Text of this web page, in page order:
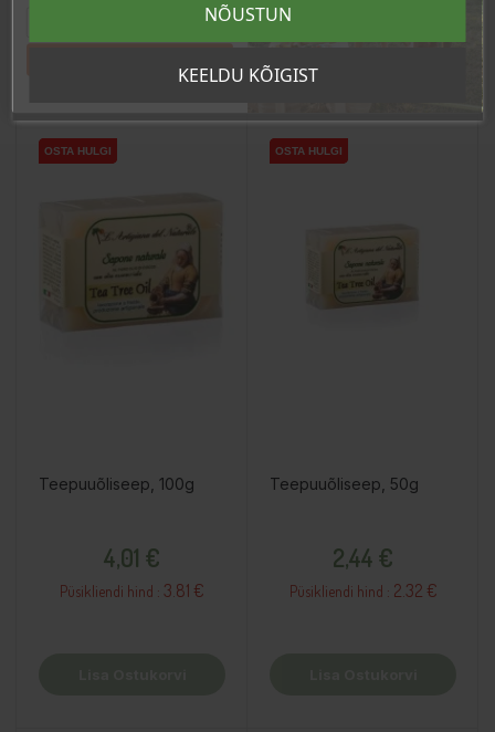
OSTA HULGI
OSTA HULGI
OSTA HULGI
Teepuuõliseep, 100g
4,01 €
Püsikliendi hind : 3.81 €
OSTA HULGI
OSTA HULGI
OSTA HULGI
Teepuuõliseep, 50g
2,44 €
Püsikliendi hind : 2.32 €
KEELDU KÕIGIST
NÕUSTUN